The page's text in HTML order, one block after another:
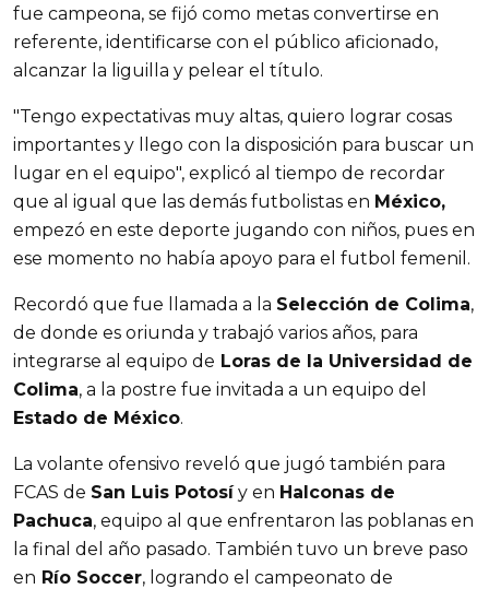
fue campeona, se fijó como metas convertirse en
referente, identificarse con el público aficionado,
alcanzar la liguilla y pelear el título.
"Tengo expectativas muy altas, quiero lograr cosas
importantes y llego con la disposición para buscar un
lugar en el equipo", explicó al tiempo de recordar
que al igual que las demás futbolistas en México,
empezó en este deporte jugando con niños, pues en
ese momento no había apoyo para el futbol femenil.
Recordó que fue llamada a la Selección de Colima,
de donde es oriunda y trabajó varios años, para
integrarse al equipo de Loras de la Universidad de
Colima, a la postre fue invitada a un equipo del
Estado de México.
La volante ofensivo reveló que jugó también para
FCAS de San Luis Potosíy en Halconas de
Pachuca, equipo al que enfrentaron las poblanas en
la final del año pasado. También tuvo un breve paso
en Río Soccer, logrando el campeonato de